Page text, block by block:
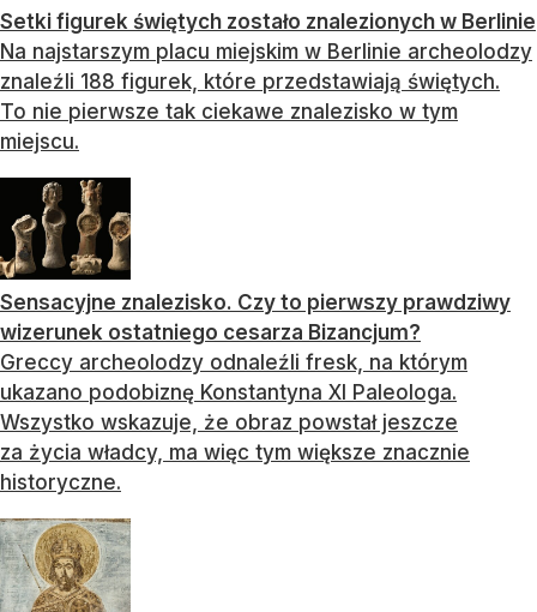
Setki figurek świętych zostało znalezionych w Berlinie
Na najstarszym placu miejskim w Berlinie archeolodzy
znaleźli 188 figurek, które przedstawiają świętych.
To nie pierwsze tak ciekawe znalezisko w tym
miejscu.
Sensacyjne znalezisko. Czy to pierwszy prawdziwy
wizerunek ostatniego cesarza Bizancjum?
Greccy archeolodzy odnaleźli fresk, na którym
ukazano podobiznę Konstantyna XI Paleologa.
Wszystko wskazuje, że obraz powstał jeszcze
za życia władcy, ma więc tym większe znacznie
historyczne.